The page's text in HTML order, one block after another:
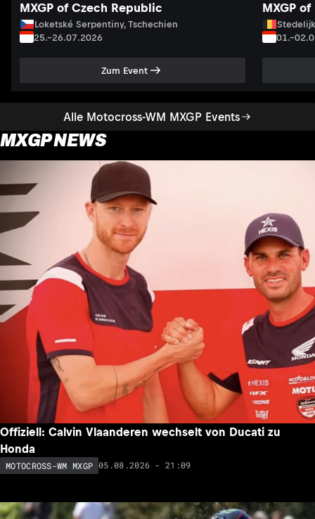
Alle Motocross-WM MXGP Events
MXGP of Czech Republic
Loketské Serpentiny, Tschechien
25.–26.07.2026
Zum Event
MXGP
MXGP NEWS
Offiziell: Calvin Vlaanderen wechselt von Ducati zu
Honda
MOTOCROSS-WM MXGP 05.08.2026 - 21:09